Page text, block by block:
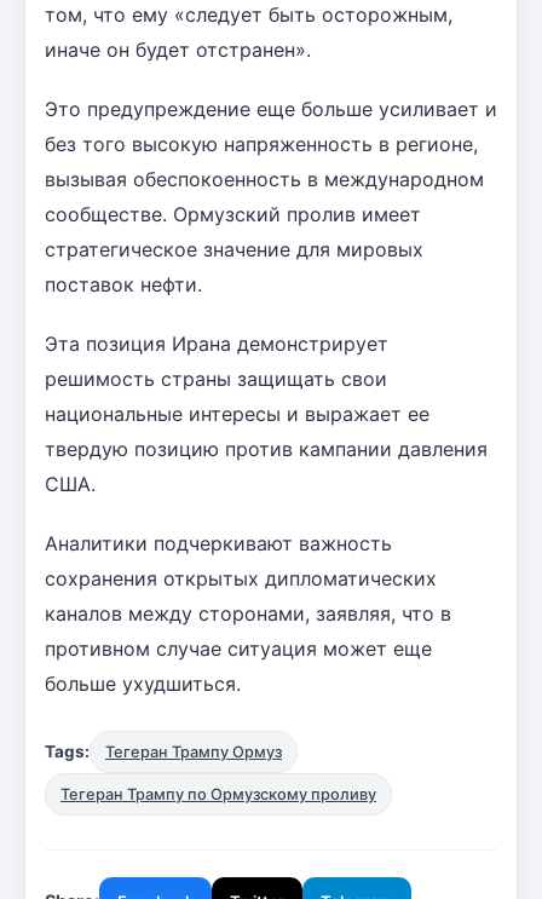
том, что ему «следует быть осторожным,
иначе он будет отстранен».
Это предупреждение еще больше усиливает и
без того высокую напряженность в регионе,
вызывая обеспокоенность в международном
сообществе. Ормузский пролив имеет
стратегическое значение для мировых
поставок нефти.
Эта позиция Ирана демонстрирует
решимость страны защищать свои
национальные интересы и выражает ее
твердую позицию против кампании давления
США.
Аналитики подчеркивают важность
сохранения открытых дипломатических
каналов между сторонами, заявляя, что в
противном случае ситуация может еще
больше ухудшиться.
Tags: Тегеран Трампу Ормуз
Тегеран Трампу по Ормузскому проливу